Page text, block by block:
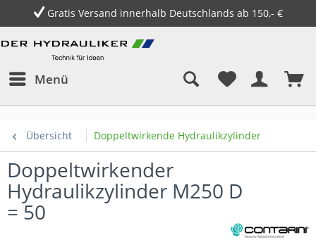
Gratis Versand innerhalb Deutschlands ab 150,- €
Menü
Übersicht Doppeltwirkende Hydraulikzylinder
Doppeltwirkender
Hydraulikzylinder M250 D
= 50